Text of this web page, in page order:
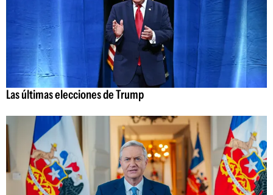
Las últimas elecciones de Trump